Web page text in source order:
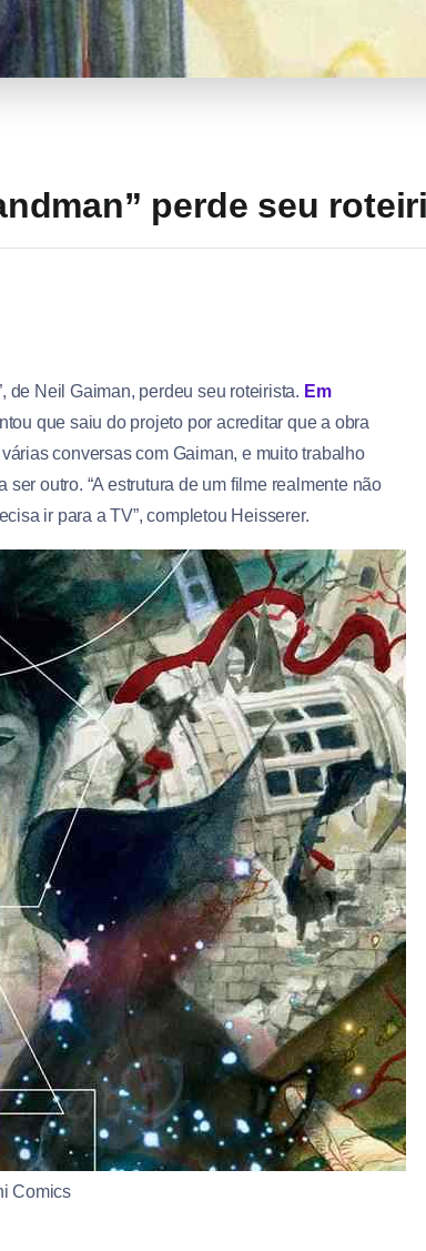
perde seu
de Neil Gaiman, perdeu seu roteirista. Em
que saiu do projeto por acreditar que a obra
conversas com Gaiman, e muito trabalho
outro. “A estrutura de um filme realmente não
ir para a TV”, completou Heisserer.
Comics